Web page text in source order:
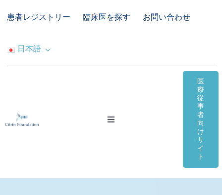
content
患者レジストリー 臨床医を探す お問い合わせ
日本語
Toggle
オンライン資料
医
療
従
事
者
向
け
サ
イ
ト